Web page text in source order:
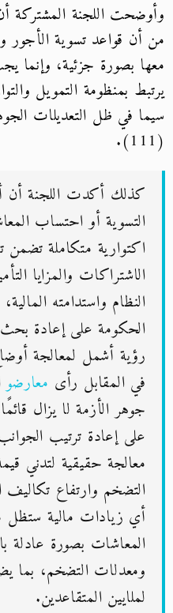
وأوضحت اللجنة المشتركة
من أن قواعد تسوية الأجور
معها بصورة جزئية،
يرتبط بمنظومة التمويل
سيما في ظل التعديلات
(111).
كذلك أكدت اللجنة أن
التسوية أو احتساب
اكتوارية متكاملة تضمن
الاشتراكات والمزايا
النظام واستدامته
الحكومة على إعادة
رؤية أشمل لمعالجة
في المقابل رأى معارضو
جوهر الأزمة لا يزال
على إعادة ترتيب
معالجة حقيقية لتدني
التضخم وارتفاع
أي زيادات مالية ستظل
المعاشات بصورة عادلة
ومعدلات التضخم، بما
لملايين المتقاعدين.